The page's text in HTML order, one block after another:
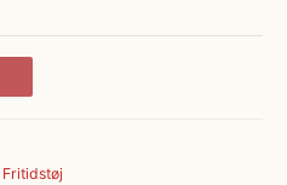
Fritidstøj